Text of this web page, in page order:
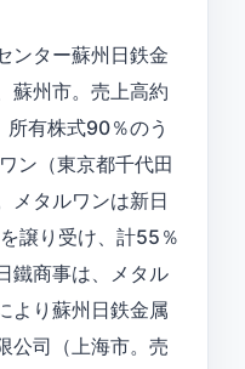
ンター蘇州日鉄金
蘇州市。売上高約
有株式90％のう
ン（東京都千代田
メタルワンは新日
譲り受け、計55％
鐵商事は、メタル
より蘇州日鉄金属
公司（上海市。売